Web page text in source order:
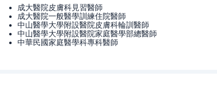
成大醫院皮膚科見習醫師
成大醫院一般醫學訓練住院醫師
中山醫學大學附設醫院皮膚科輪訓醫師
中山醫學大學附設醫院家庭醫學部總醫師
中華民國家庭醫學科專科醫師